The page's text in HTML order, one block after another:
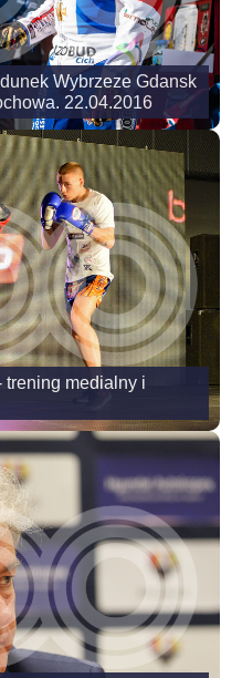
Wybrzeze Gdansk
22.04.2016
trening medialny i